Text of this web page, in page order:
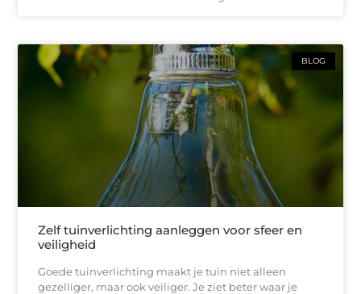
BLOG
Zelf tuinverlichting aanleggen voor sfeer en
veiligheid
Goede tuinverlichting maakt je tuin niet alleen
gezelliger, maar ook veiliger. Je ziet beter waar je